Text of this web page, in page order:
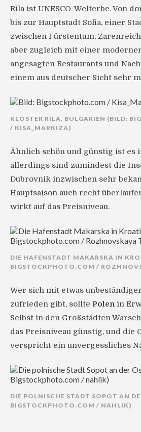
Rila ist UNESCO-Welterbe. Von
bis zur Hauptstadt Sofia, einer
zwischen Fürstentum,
aber zugleich mit einer
angesagten Restaurants und
einem aus deutscher Sicht sehr
KLOSTER RILA, BULGARIEN (BILD:
/ KISA_MARKIZA)
Ähnlich schön und günstig ist es
allerdings sind zumindest die
Dubrovnik inzwischen sehr
Hauptsaison auch recht
wirkt auf das Preisniveau.
DIE HAFENSTADT MAKARSKA IN
BIGSTOCKPHOTO.COM /
Wer sich mit etwas
zufrieden gibt, sollte Polenin
Selbst in den Großstädten
das Preisniveau günstig, und die
verspricht ein unvergessliches
DIE POLNISCHE STADT SOPOT AN
BIGSTOCKPHOTO.COM / NAHLIK)